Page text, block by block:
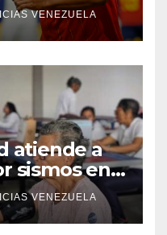
VENEZUELA
atiende a
sismos en
VENEZUELA